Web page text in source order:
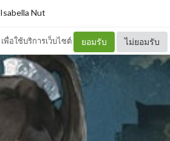
เพื่อใช้บริการเว็บไซต์ ยอมรับ ไม่ยอมรับ
Isabella Nut